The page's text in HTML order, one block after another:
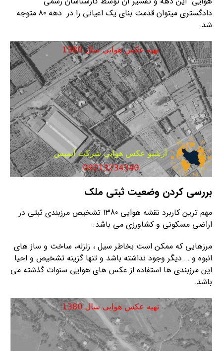
دادگستری میتوان قدمت بنای یک اعیانی را در دهه 80 متوجه
شد.
بررسی کردن وضعیت ثبتی ملک
مهم ترین کاربرد نقشه هوایی 1380 تشخیص مرزبندی ثبتی در
اراضی مسکونی و کشاورزی می باشد.
مرزهایی که ممکن است بخاطر سیل ، زلزله، ساخت و ساز های
انبوه و … دیگر وجود نداشته باشد و تنها گزینه تشخیص و احیا
این مرزبندی ها استفاده از عکس های هوایی سنوات گذشته می
باشد.